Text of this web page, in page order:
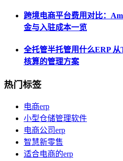
跨境电商平台费用对比：
金与入驻成本一览
全托管半托管用什么ERP
核算的管理方案
热门标签
电商erp
小型仓储管理软件
电商公司erp
智慧新零售
适合电商的erp